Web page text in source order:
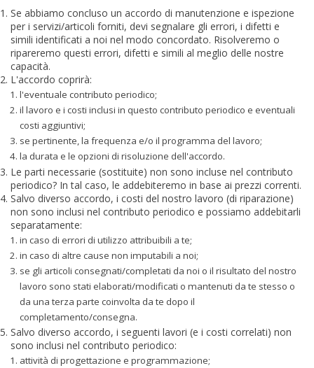
Se abbiamo concluso un accordo di manutenzione e ispezione
per i servizi/articoli forniti, devi segnalare gli errori, i difetti e
simili identificati a noi nel modo concordato. Risolveremo o
ripareremo questi errori, difetti e simili al meglio delle nostre
capacità.
L'accordo coprirà:
l'eventuale contributo periodico;
il lavoro e i costi inclusi in questo contributo periodico e eventuali
costi aggiuntivi;
se pertinente, la frequenza e/o il programma del lavoro;
la durata e le opzioni di risoluzione dell'accordo.
Le parti necessarie (sostituite) non sono incluse nel contributo
periodico? In tal caso, le addebiteremo in base ai prezzi correnti.
Salvo diverso accordo, i costi del nostro lavoro (di riparazione)
non sono inclusi nel contributo periodico e possiamo addebitarli
separatamente:
in caso di errori di utilizzo attribuibili a te;
in caso di altre cause non imputabili a noi;
se gli articoli consegnati/completati da noi o il risultato del nostro
lavoro sono stati elaborati/modificati o mantenuti da te stesso o
da una terza parte coinvolta da te dopo il
completamento/consegna.
Salvo diverso accordo, i seguenti lavori (e i costi correlati) non
sono inclusi nel contributo periodico:
attività di progettazione e programmazione;